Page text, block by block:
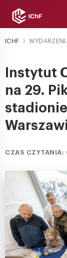
ICHF
Instytut
na 29.
CZAS CZYTANIA: